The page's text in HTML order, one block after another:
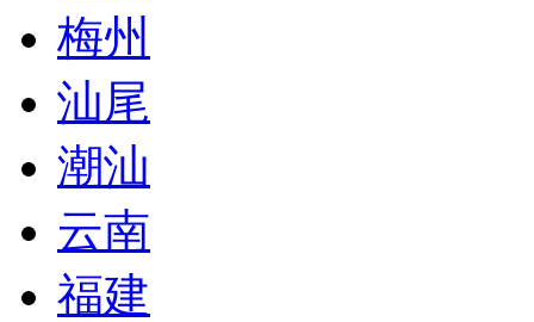
梅州
汕尾
潮汕
云南
福建